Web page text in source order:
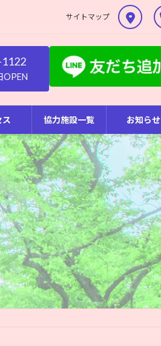
サイトマップ
OPEN
ス 協力施設一覧 お知らせ